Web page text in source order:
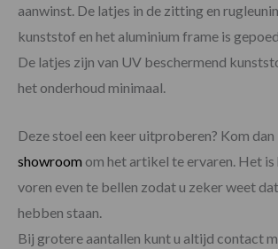
aanwinst. De latjes in de zitting en
kunststof en het aluminium frame is
De latjes zijn van UV beschermend
het onderhoud minimaal.
Deze stoel een keer uitproberen? Kom dan
showroom om het artikel te ervaren. Het is
voren even te bellen zodat u zeker weet
hebben staan.
Bij grotere aantallen kunt u altijd contact